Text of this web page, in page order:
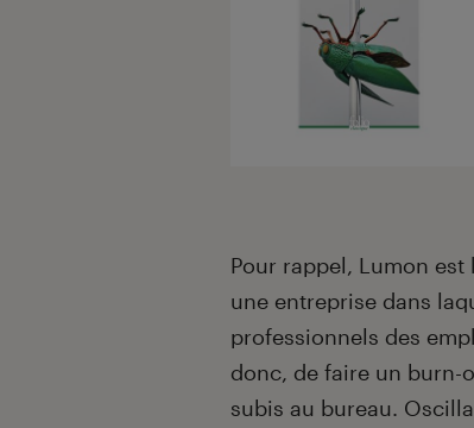
Pour rappel, Lumon
une entreprise dans
professionnels des
donc, de faire un burn-
subis au bureau.